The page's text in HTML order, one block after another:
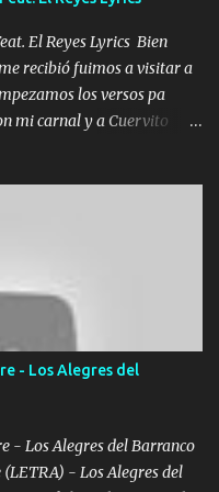
nada es...
El Reyes Lyrics Bien
recibió fuimos a visitar a
los versos pa
mi carnal y a Cuervito
GENTE DE LA RANA 🐸
TIJUANA Música Al
necesidad no porque
andar y nunca con la
ando de enamorado
- Los Alegres del
- Los Alegres del Barranco
- Los Alegres del